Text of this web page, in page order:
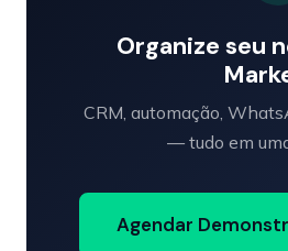
Organize seu
CRM, automação,
— tudo em
Agendar